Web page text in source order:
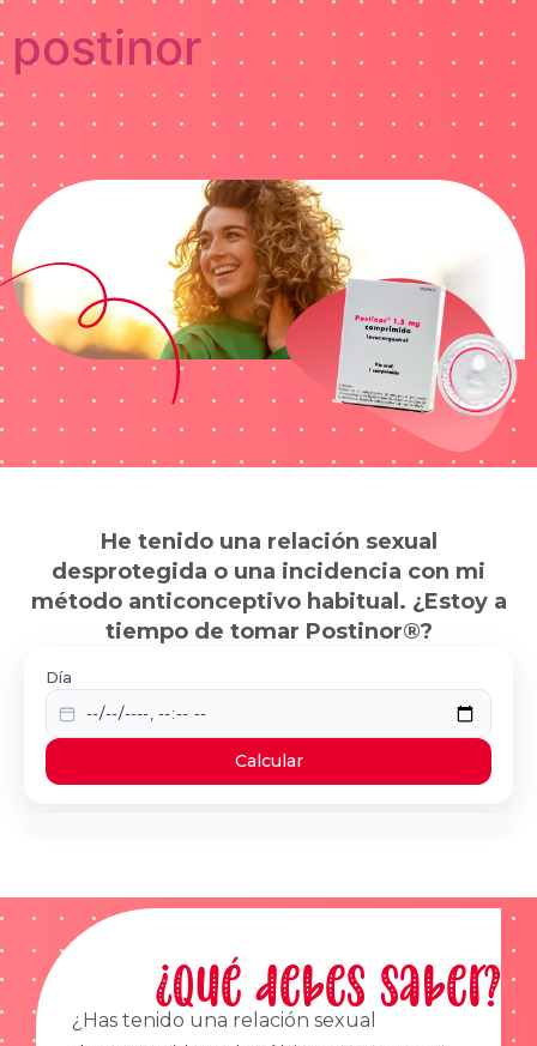
postinor
He tenido una relación sexual
desprotegida o una incidencia con mi
método anticonceptivo habitual. ¿Estoy a
tiempo de tomar Postinor®?
Día
Calcular
¿Qué debes saber?
¿Has tenido una relación sexual